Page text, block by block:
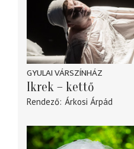
GYULAI VÁRSZÍNHÁZ
Ikrek – kettő
Rendező Árkosi Árpád